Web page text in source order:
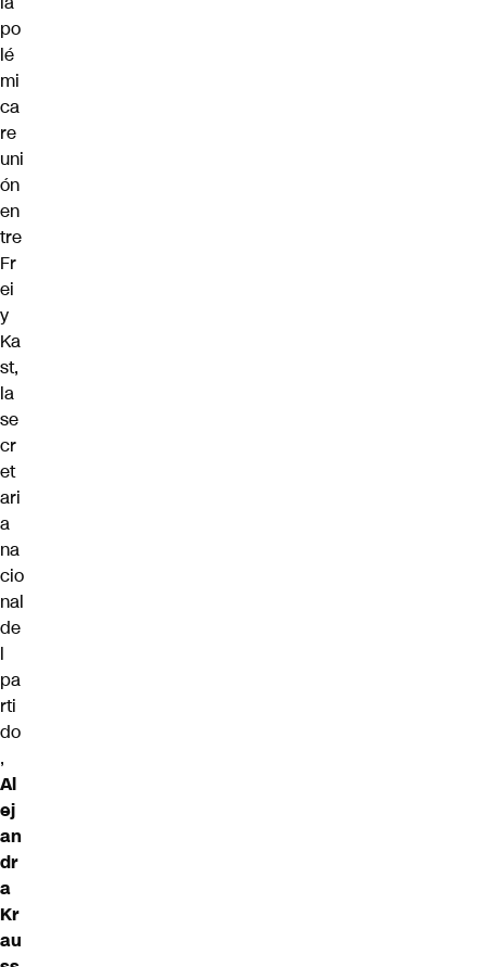
po
lé
mi
ca
re
uni
ón
en
tre
Fr
ei
y
Ka
st,
la
se
cr
et
ari
a
na
cio
nal
de
l
pa
rti
do
,
Al
ej
an
dr
a
Kr
au